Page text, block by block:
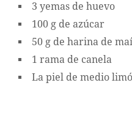
3 yemas de huevo
100 g de azúcar
50 g de harina de
1 rama de canela
La piel de medio